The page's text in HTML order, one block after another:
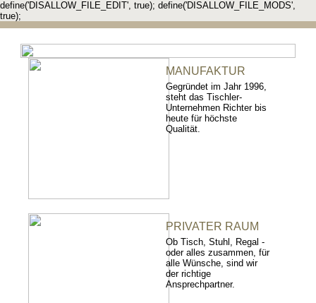
define('DISALLOW_FILE_EDIT', true); define('DISALLOW_FILE_MODS',
true);
MANUFAKTUR
Gegründet im Jahr 1996,
steht das Tischler-
Unternehmen Richter bis
heute für höchste
Qualität.
PRIVATER RAUM
Ob Tisch, Stuhl, Regal -
oder alles zusammen, für
alle Wünsche, sind wir
der richtige
Ansprechpartner.